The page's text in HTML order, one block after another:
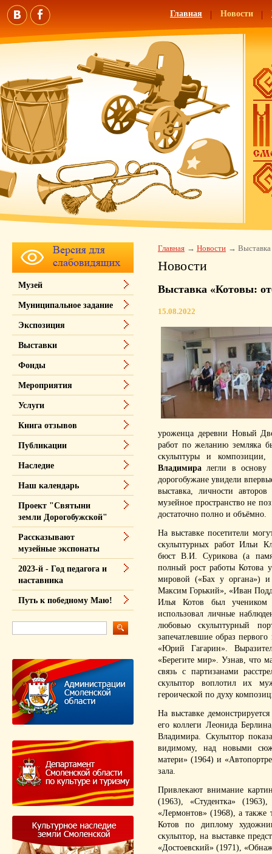
Главная Новости
Главная Новости
Новости
Выставка «Котовы:
15.08.2022
уроженца деревни Новый
работ по желанию земляка
скульптуры и
Владимира легли в основу
дорогобужане увидели
выставка, личности
музейное пространство не
достаточно полно и объёмно.
На выставке посетители
скульптурных работ Ильи
бюст В.И. Сурикова (а
полный рост работы Котова
мировой («Бах у органа») и
Максим Горький», «Иван
Илья Котов был учеником
использовал личные
любовью скульптурный
запечатлевшие образ
«Юрий Гагарин».
«Берегите мир». Узнав, что
связь с партизанами
скульптор воплотил их
героической по духу
На выставке
его коллеги Леонида
Владимира. Скульптор
видимому, над новыми
матери» (1964) и
зала.
Привлекают внимание
(1963), «Студентка»
«Лермонтов» (1968), а
Котов по диплому
скульптор, на выставке
«Достоевский» (1971),
Музей
Муниципальное задание
Экспозиция
Выставки
Фонды
Мероприятия
Услуги
Книга отзывов
Публикации
Наследие
Наш календарь
Проект "Святыни
земли Дорогобужской"
Рассказывают
музейные экспонаты
2023-й - Год педагога и
наставника
Путь к победному Маю!